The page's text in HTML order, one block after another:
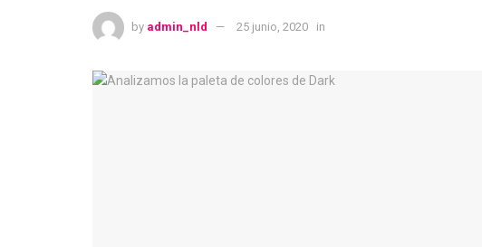
by admin_nld 25 junio, 2020 in